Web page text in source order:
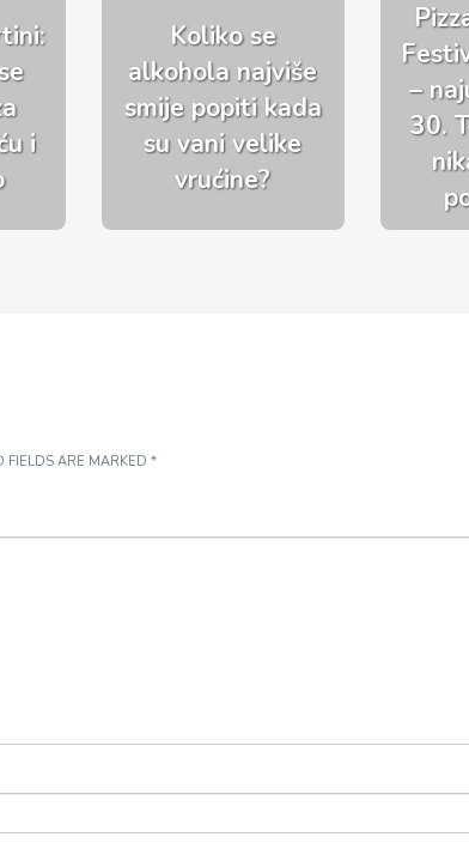
i
Koliko se
alkohola najviše
smije popiti kada
su vani velike
vrućine?
–
30.
FIELDS ARE MARKED *